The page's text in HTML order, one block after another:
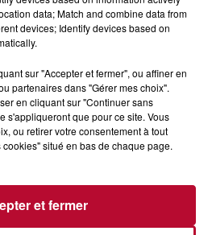
GLADIATEUR » INVESTIT
data; Match and combine data from
devices; Identify devices based on
sur "Accepter et fermer", ou affiner en
partenaires dans "Gérer mes choix".
en cliquant sur "Continuer sans
s'appliqueront que pour ce site. Vous
ou retirer votre consentement à tout
situé en bas de chaque page.
et fermer